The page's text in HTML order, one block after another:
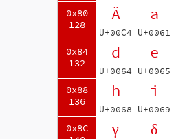
0x80
128
0x84
132
0x88
136
0x8C
Ä
U+00C4
a
U+0061
d
U+0064
e
U+0065
h
U+0068
i
U+0069
γ δ